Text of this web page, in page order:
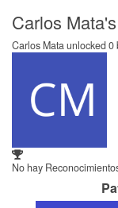
Carlos
Carlos Mata unlocked 0
No hay